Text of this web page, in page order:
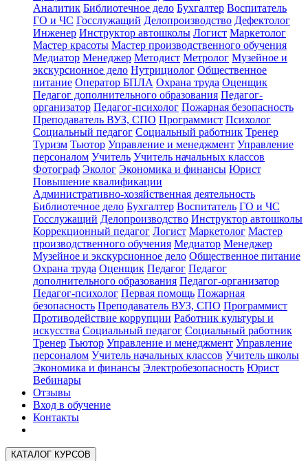
Аналитик Библиотечное дело Бухгалтер Воспитатель
ГО и ЧС Госслужащий Делопроизводство Дефектолог
Инженер Инструктор автошколы Логист Маркетолог
Мастер красоты Мастер производственного обучения
Медиатор Менеджер Методист Метролог Музейное и
экскурсионное дело Нутрициолог Общественное
питание Оператор БПЛА Охрана труда Оценщик
Педагог дополнительного образования Педагог-
организатор Педагог-психолог Пожарная безопасность
Преподаватель ВУЗ, СПО Программист Психолог
Социальный педагог Социальный работник Тренер
Туризм Тьютор Управление и менеджмент Управление
персоналом Учитель Учитель начальных классов
Фотограф Эколог Экономика и финансы Юрист
Повышение квалификации
Административно-хозяйственная деятельность
Библиотечное дело Бухгалтер Воспитатель ГО и ЧС
Госслужащий Делопроизводство Инструктор автошколы
Коррекционный педагог Логист Маркетолог Мастер
производственного обучения Медиатор Менеджер
Музейное и экскурсионное дело Общественное питание
Охрана труда Оценщик Педагог Педагог
дополнительного образования Педагог-организатор
Педагог-психолог Первая помощь Пожарная
безопасность Преподаватель ВУЗ, СПО Программист
Противодействие коррупции Работник культуры и
искусства Социальный педагог Социальный работник
Тренер Тьютор Управление и менеджмент Управление
персоналом Учитель начальных классов Учитель школы
Экономика и финансы Электробезопасность Юрист
Вебинары
Отзывы
Вход в обучение
Контакты
КАТАЛОГ КУРСОВ